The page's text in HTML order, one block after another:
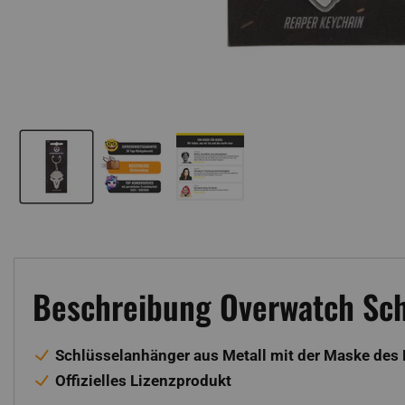
Beschreibung Overwatch
Schlüsselanhänger aus Metall mit der Maske des
Offizielles Lizenzprodukt